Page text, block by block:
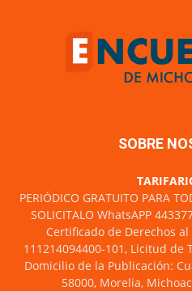
SOBRE
PERIÓDICO GRATUITO PARA
SOLICITALO WhatsAPP
Certificado de Derechos
111214094400-101, Licitud de
Domicilio de la Publicación:
58000, Morelia,